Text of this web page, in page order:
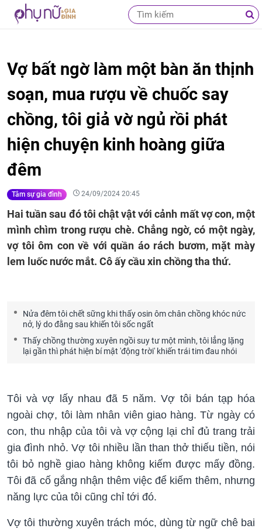
Vợ bất ngờ làm một bàn ăn thịnh
soạn, mua rượu về chuốc say
chồng, tôi giả vờ ngủ rồi phát
hiện chuyện kinh hoàng giữa
đêm
Tâm sự gia đình 24/09/2024 20:45
Hai tuần sau đó tôi chật vật với cảnh mất vợ con, một
mình chìm trong rượu chè. Chẳng ngờ, có một ngày,
vợ tôi ôm con về với quần áo rách bươm, mặt mày
lem luốc nước mắt. Cô ấy cầu xin chồng tha thứ.
Nửa đêm tôi chết sững khi thấy osin ôm chân chồng khóc nức
nở, lý do đằng sau khiến tôi sốc ngất
Thấy chồng thường xuyên ngồi suy tư một mình, tôi lẳng lặng
lại gần thì phát hiện bí mật 'động trời' khiến trái tim đau nhói
Tôi và vợ lấy nhau đã 5 năm. Vợ tôi bán tạp hóa
ngoài chợ, tôi làm nhân viên giao hàng. Từ ngày có
con, thu nhập của tôi và vợ cộng lại chỉ đủ trang trải
gia đình nhỏ. Vợ tôi nhiều lần than thở thiếu tiền, nói
tôi bỏ nghề giao hàng không kiếm được mấy đồng.
Tôi đã cố gắng nhận thêm việc để kiếm thêm, nhưng
năng lực của tôi cũng chỉ tới đó.
Vợ tôi thường xuyên trách móc, dùng từ ngữ chê bai